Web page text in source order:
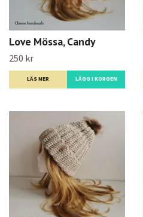
Love Mössa, Candy
250 kr
LÄS MER LÄGG I KORGEN